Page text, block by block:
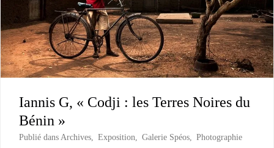
Iannis G, « Codji : les Terres Noires du
Bénin »
Publié dans Archives, Exposition, Galerie Spéos, Photographie